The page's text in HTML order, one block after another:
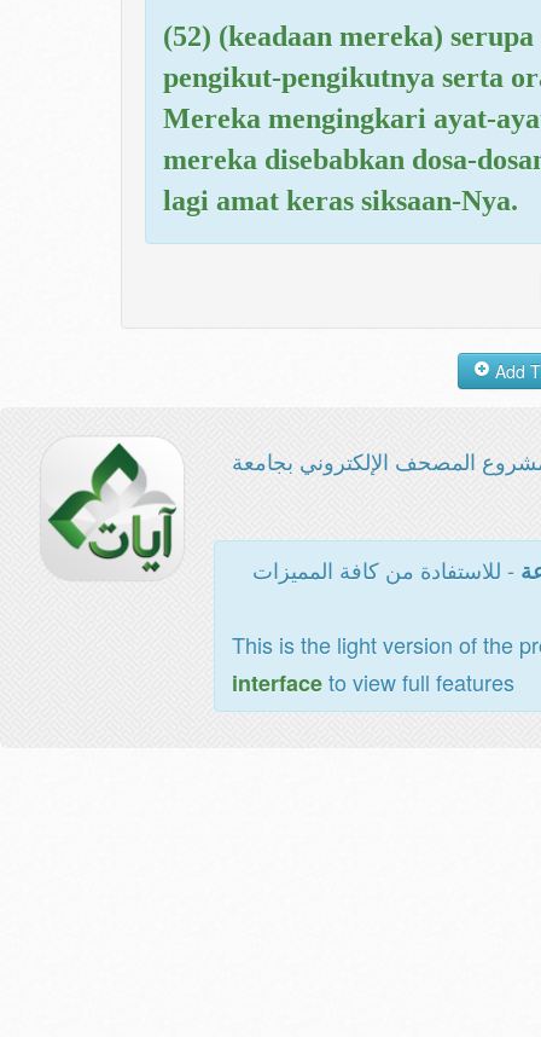
(52) (keadaan mereka)
pengikut-pengikutnya serta
Mereka mengingkari ayat-
mereka disebabkan dosa-
lagi amat keras siksaan-Nya.
المصحف الإلكتروني بجامعة
- للاستفادة من كافة المميزات
This is the light version of the
interfaceto view full features